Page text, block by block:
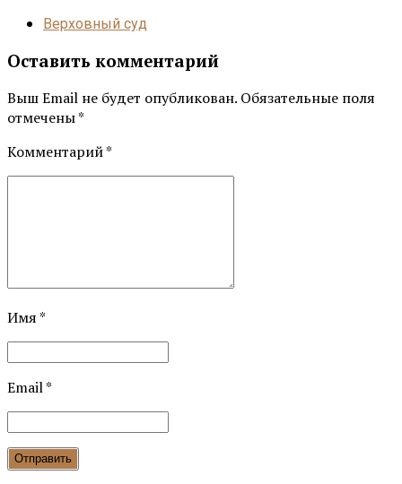
Верховный суд
Оставить комментарий
Выш Email не будет опубликован. Обязательные поля
отмечены *
Комментарий*
Имя *
Email *
Отправить